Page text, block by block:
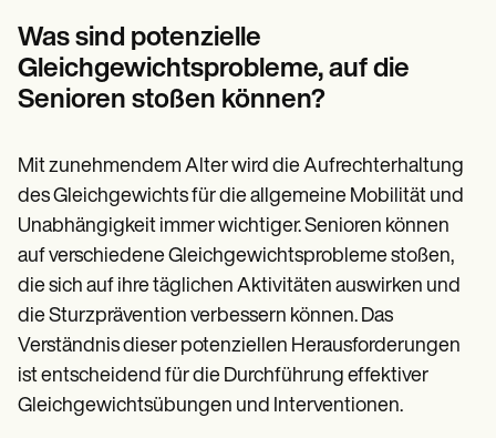
Help Center
Demos
Training Hub
Webinars
Switch to Carepatron
Pricing
Login
Get started
Was sind potenzielle
Gleichgewichtsprobleme, auf die
Senioren stoßen können?
Mit zunehmendem Alter wird die Aufrechterhaltung
des Gleichgewichts für die allgemeine Mobilität und
Unabhängigkeit immer wichtiger. Senioren können
auf verschiedene Gleichgewichtsprobleme stoßen,
die sich auf ihre täglichen Aktivitäten auswirken und
die Sturzprävention verbessern können. Das
Verständnis dieser potenziellen Herausforderungen
ist entscheidend für die Durchführung effektiver
Gleichgewichtsübungen und Interventionen.